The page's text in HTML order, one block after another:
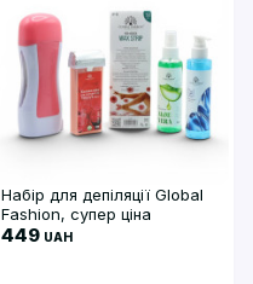
Набір для депіляції Global
Fashion, супер ціна
449 UAH